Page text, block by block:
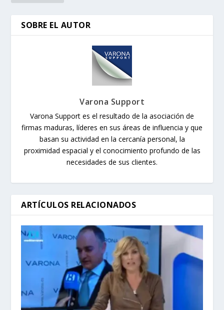
SOBRE EL AUTOR
Varona Support
Varona Support es el resultado de la asociación de
firmas maduras, líderes en sus áreas de influencia y que
basan su actividad en la cercanía personal, la
proximidad espacial y el conocimiento profundo de las
necesidades de sus clientes.
ARTÍCULOS RELACIONADOS